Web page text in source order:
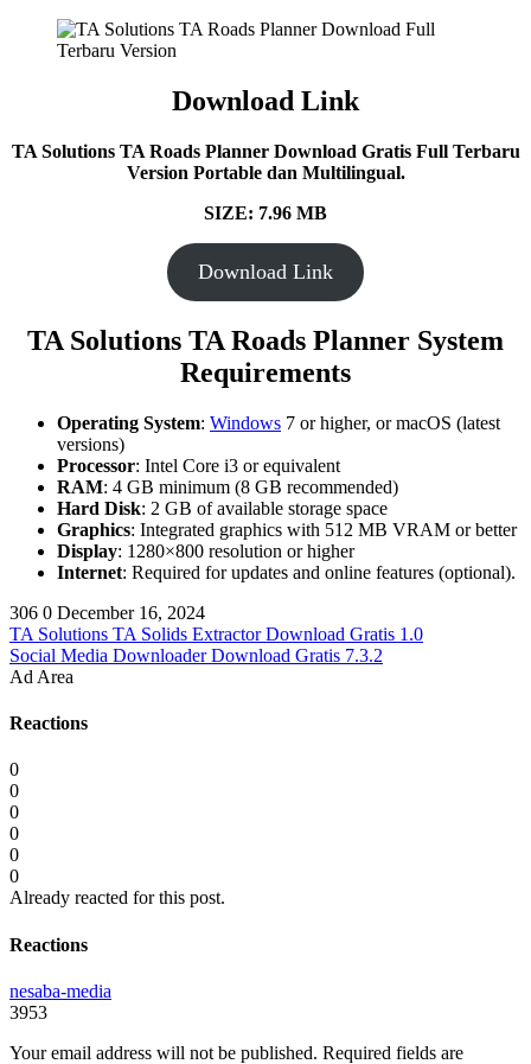
Download Link
TA Solutions TA Roads Planner Download Gratis Full Terbaru
Version Portable dan Multilingual.
SIZE: 7.96 MB
Download Link
TA Solutions TA Roads Planner System
Requirements
Operating System: Windows 7 or higher, or macOS (latest
versions)
Processor: Intel Core i3 or equivalent
RAM: 4 GB minimum (8 GB recommended)
Hard Disk: 2 GB of available storage space
Graphics: Integrated graphics with 512 MB VRAM or better
Display: 1280×800 resolution or higher
Internet: Required for updates and online features (optional).
306 0 December 16, 2024
TA Solutions TA Solids Extractor Download Gratis 1.0
Social Media Downloader Download Gratis 7.3.2
Ad Area
Reactions
0
0
0
0
0
0
Already reacted for this post.
Reactions
nesaba-media
3953
Your email address will not be published. Required fields are